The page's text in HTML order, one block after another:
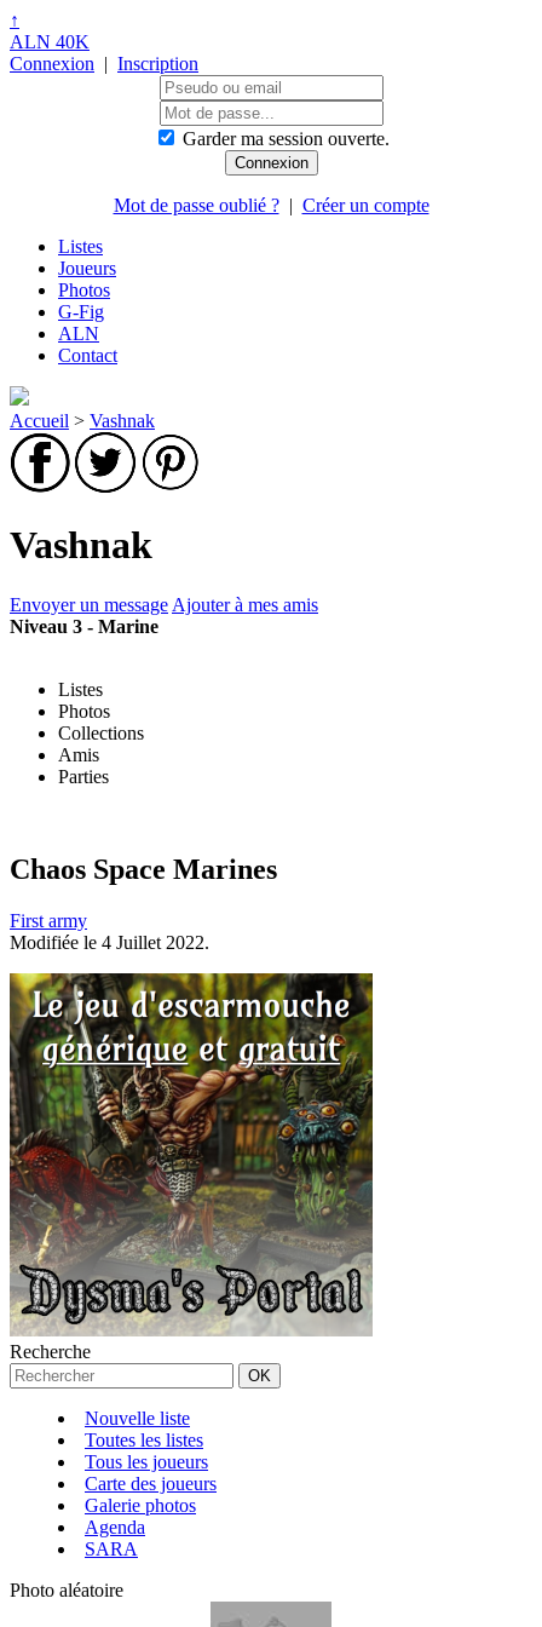
↑
ALN 40K
Connexion | Inscription
Garder ma session ouverte.
Mot de passe oublié ?| Créer un compte
Listes
Joueurs
Photos
G-Fig
ALN
Contact
Accueil > Vashnak
Vashnak
Envoyer un message Ajouter à mes amis
Niveau 3 - Marine
Listes
Photos
Collections
Amis
Parties
Chaos Space Marines
First army
Modifiée le 4 Juillet 2022.
Recherche
Nouvelle liste
Toutes les listes
Tous les joueurs
Carte des joueurs
Galerie photos
Agenda
SARA
Photo aléatoire